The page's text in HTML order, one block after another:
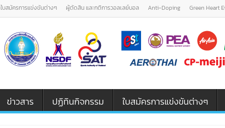
ใบสมัครการแข่งขันต่างๆ ผู้ตัดสิน และกติการวอลเลย์บอล Anti-Doping Green Heart
ข่าวสาร ปฏิทินกิจกรรม ใบสมัครการแข่งขันต่างๆ